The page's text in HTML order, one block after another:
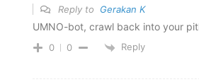
Reply to Gerakan K
UMNO-bot, crawl back into your
0 0 Reply